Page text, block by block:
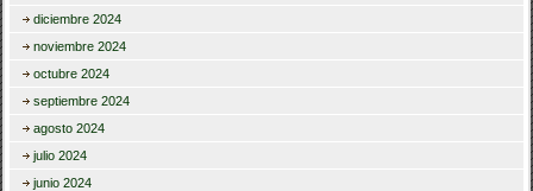
diciembre 2024
noviembre 2024
octubre 2024
septiembre 2024
agosto 2024
julio 2024
junio 2024